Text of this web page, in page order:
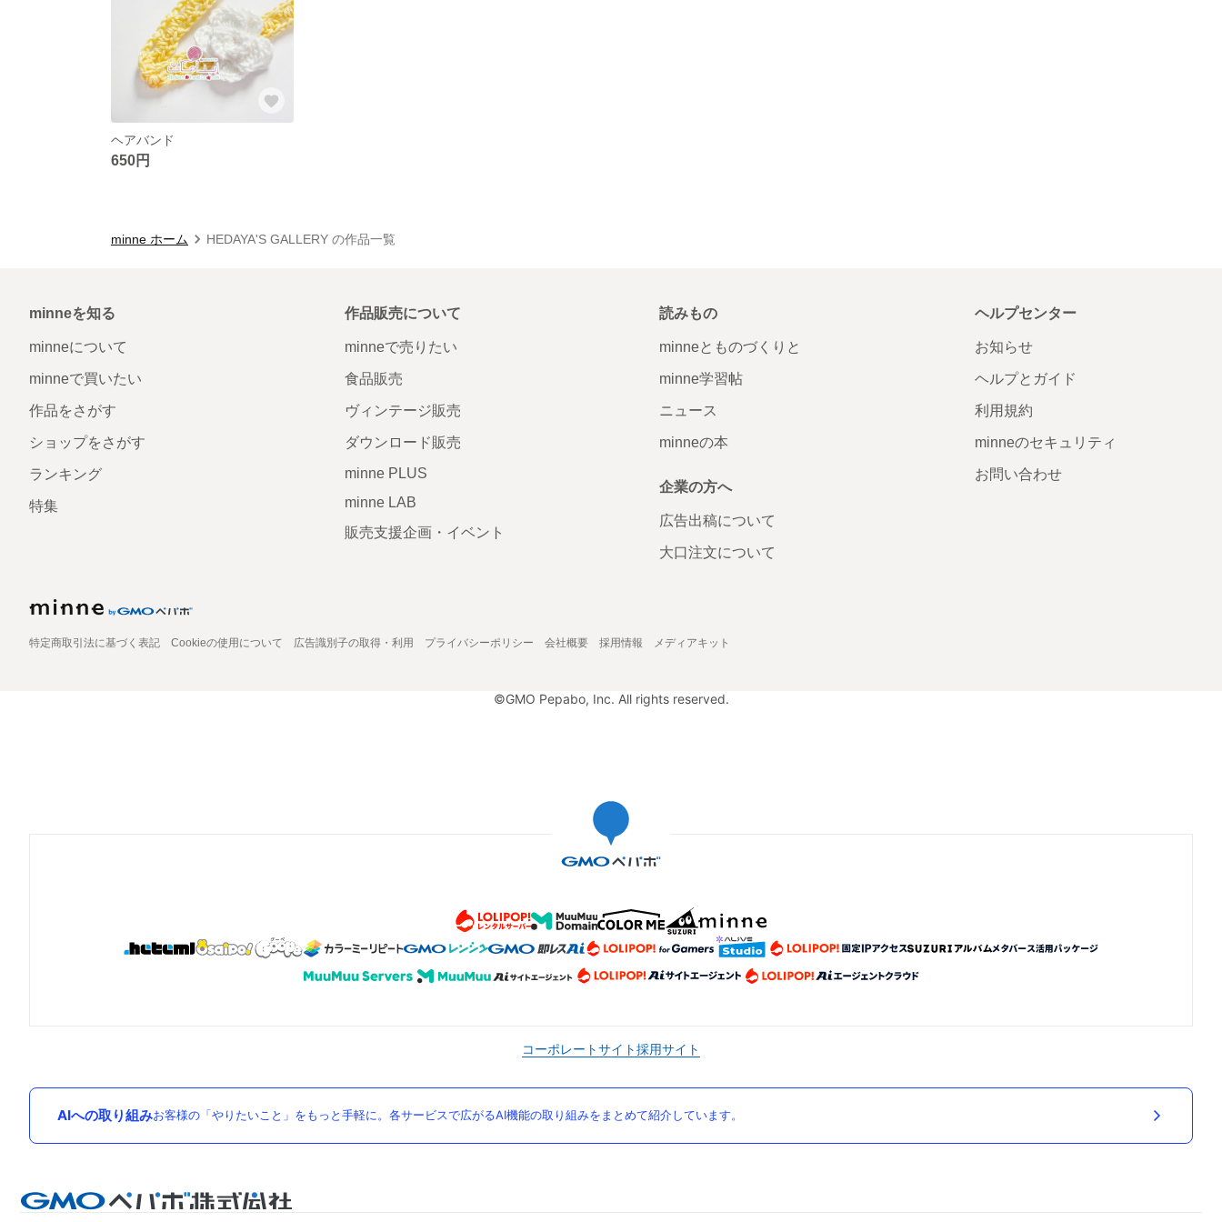
ヘアバンド
650円
minne ホーム HEDAYA'S GALLERY の作品一覧
minneを知る
minneについて
minneで買いたい
作品をさがす
ショップをさがす
ランキング
特集
作品販売について
minneで売りたい
食品販売
ヴィンテージ販売
ダウンロード販売
minne PLUS
minne LAB
販売支援企画・イベント
読みもの
minneとものづくりと
minne学習帖
ニュース
minneの本
企業の方へ
広告出稿について
大口注文について
ヘルプセンター
お知らせ
ヘルプとガイド
利用規約
minneのセキュリティ
お問い合わせ
特定商取引法に基づく表記 Cookieの使用について 広告識別子の取得・利用 プライバシーポリシー 会社概要 採用情報 メディアキット
©GMO Pepabo, Inc. All rights reserved.
コーポレートサイト採用サイト
AIへの取り組みお客様の「やりたいこと」をもっと手軽に。各サービスで広がるAI機能の取り組みをまとめて紹介しています。